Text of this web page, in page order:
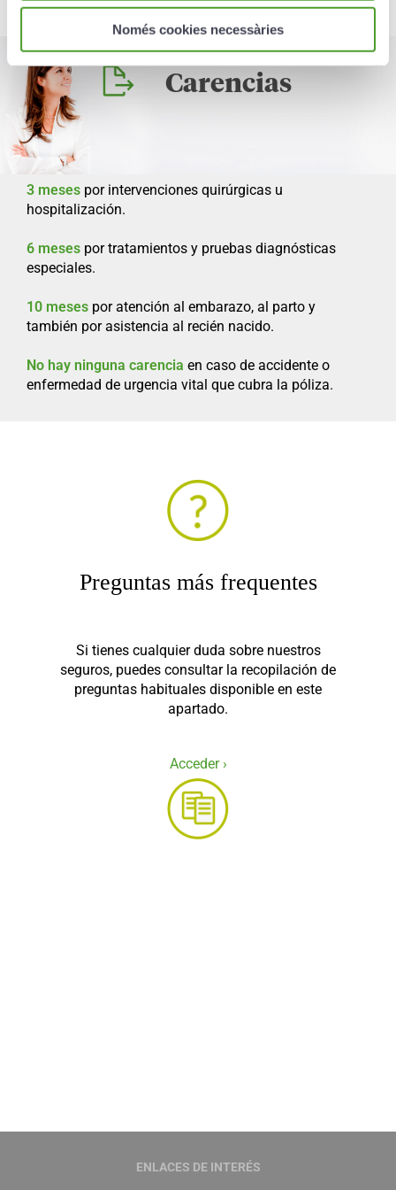
Només cookies necessàries
Carencias
3 meses por intervenciones quirúrgicas u
hospitalización.
6 meses por tratamientos y pruebas diagnósticas
especiales.
10 meses por atención al embarazo, al parto y
también por asistencia al recién nacido.
No hay ninguna carencia en caso de accidente o
enfermedad de urgencia vital que cubra la póliza.
Preguntas más frequentes
Si tienes cualquier duda sobre nuestros
seguros, puedes consultar la recopilación de
preguntas habituales disponible en este
apartado.
Acceder ›
ENLACES DE INTERÉS